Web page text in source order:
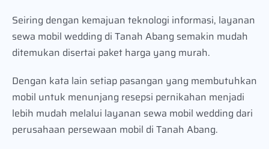
Seiring dengan kemajuan teknologi informasi, layanan
sewa mobil wedding di Tanah Abang semakin mudah
ditemukan disertai paket harga yang murah.
Dengan kata lain setiap pasangan yang membutuhkan
mobil untuk menunjang resepsi pernikahan menjadi
lebih mudah melalui layanan sewa mobil wedding dari
perusahaan persewaan mobil di Tanah Abang.